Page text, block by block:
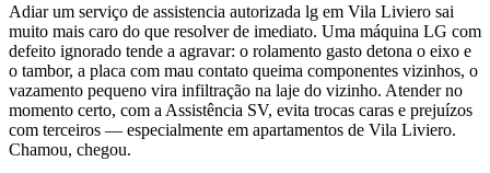
Adiar um serviço de assistencia autorizada lg em Vila Liviero sai
muito mais caro do que resolver de imediato. Uma máquina LG com
defeito ignorado tende a agravar: o rolamento gasto detona o eixo e
o tambor, a placa com mau contato queima componentes vizinhos, o
vazamento pequeno vira infiltração na laje do vizinho. Atender no
momento certo, com a Assistência SV, evita trocas caras e prejuízos
com terceiros — especialmente em apartamentos de Vila Liviero.
Chamou, chegou.